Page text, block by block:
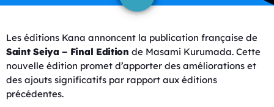
Les éditions Kana annoncent la publication française de
Saint Seiya – Final Edition de Masami Kurumada. Cette
nouvelle édition promet d’apporter des améliorations et
des ajouts significatifs par rapport aux éditions
précédentes.